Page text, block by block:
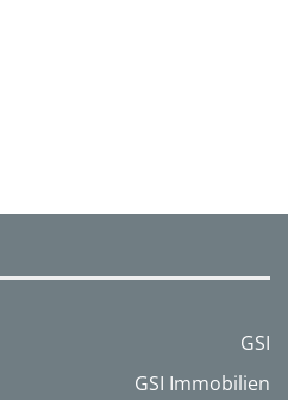
GSI
GSI Immobilien